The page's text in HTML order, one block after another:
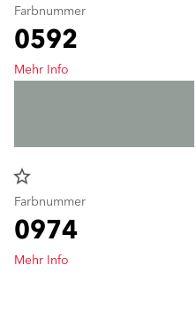
Farbnummer
0592
Mehr Info
star_border
Farbnummer
0974
Mehr Info